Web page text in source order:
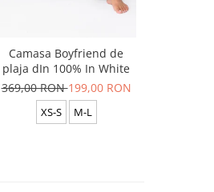
Camasa Boyfriend de
plaja dIn 100% In White
369,00 RON199,00 RON
XS-S M-L